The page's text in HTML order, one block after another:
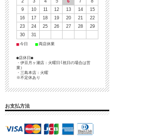
2 3 4 5 6 7
8
9
10 11 12 13 14
15
16
17 18 19 20 21
22
23
24 25 26 27 28
29
30
31
■ 今日 ■ 両店休業
●店休日●
・伊豆月ヶ瀬店：火曜日(祝日の場合は営
業）
・三島本店：火曜
※不定休あり
お支払方法